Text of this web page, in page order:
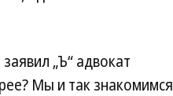
„Ъ“ адвокат
Мы и так знакомимся